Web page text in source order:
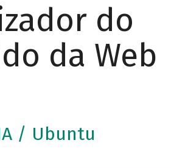
do
da Web
/ Ubuntu